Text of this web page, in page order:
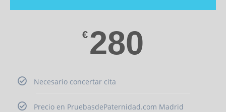
€ 280
Necesario concertar cita
Precio en PruebasdePaternidad.com Madrid